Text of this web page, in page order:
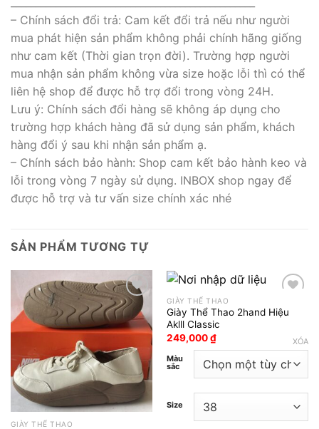
– Chính sách đổi trả: Cam kết đổi trả nếu như người
mua phát hiện sản phẩm không phải chính hãng giống
như cam kết (Thời gian trọn đời). Trường hợp người
mua nhận sản phẩm không vừa size hoặc lỗi thì có thể
liên hệ shop để được hỗ trợ đổi trong vòng 24H.
Lưu ý: Chính sách đổi hàng sẽ không áp dụng cho
trường hợp khách hàng đã sử dụng sản phẩm, khách
hàng đổi ý sau khi nhận sản phẩm ạ.
– Chính sách bảo hành: Shop cam kết bảo hành keo và
lỗi trong vòng 7 ngày sử dụng. INBOX shop ngay để
được hỗ trợ và tư vấn size chính xác nhé
SẢN PHẨM TƯƠNG TỰ
Add to wishlist
GIÀY THỂ THAO
GIÀY THỂ THAO
Giày Thể Thao 2hand Hiệu
Aklll Classic
249,000₫
Màu
sắc
Size
XÓA